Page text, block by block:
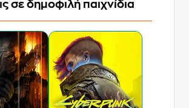
σε δημοφιλή παιχνίδια